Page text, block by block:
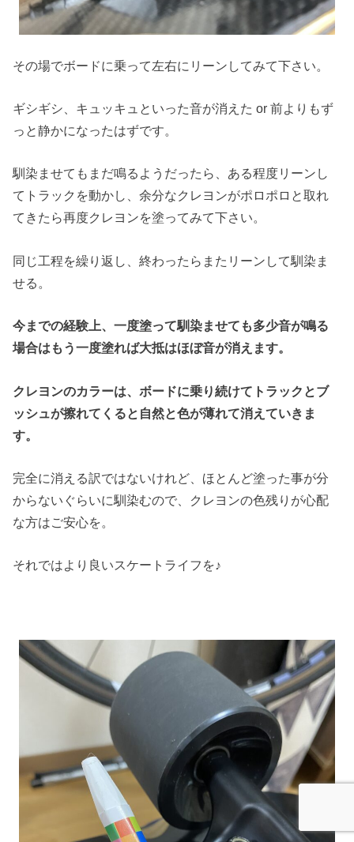
その場でボードに乗って左右にリーンしてみて下さい。
ギシギシ、キュッキュといった音が消えた or 前よりもず
っと静かになったはずです。
馴染ませてもまだ鳴るようだったら、ある程度リーンし
てトラックを動かし、余分なクレヨンがポロポロと取れ
てきたら再度クレヨンを塗ってみて下さい。
同じ工程を繰り返し、終わったらまたリーンして馴染ま
せる。
今までの経験上、一度塗って馴染ませても多少音が鳴る
場合はもう一度塗れば大抵はほぼ音が消えます。
クレヨンのカラーは、ボードに乗り続けてトラックとブ
ッシュが擦れてくると自然と色が薄れて消えていきま
す。
完全に消える訳ではないけれど、ほとんど塗った事が分
からないぐらいに馴染むので、クレヨンの色残りが心配
な方はご安心を。
それではより良いスケートライフを♪